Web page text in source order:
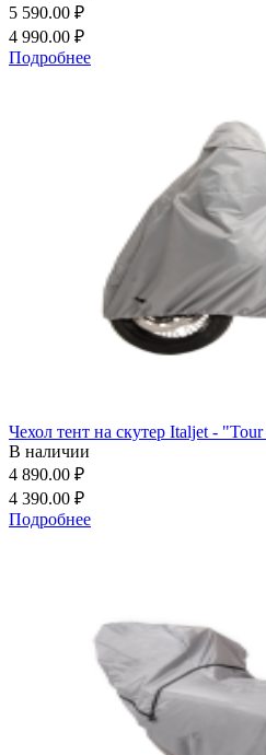
5 590.00 ₽
4 990.00 ₽
Подробнее
Чехол тент на скутер Italjet -
В наличии
4 890.00 ₽
4 390.00 ₽
Подробнее